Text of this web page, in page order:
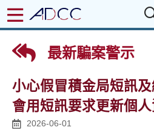
最新騙案警示
小心假冒積金局短訊
會用短訊要求更新個
2026-06-01